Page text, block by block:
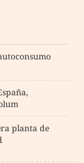
planta de